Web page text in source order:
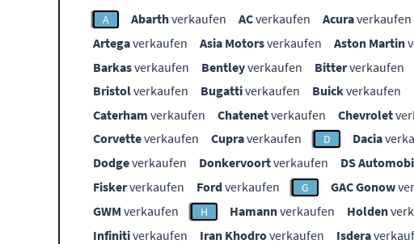
A Abarthverkaufen ACverkaufen Acuraverkaufen
Artegaverkaufen Asia Motorsverkaufen Aston Martin
Barkasverkaufen Bentleyverkaufen Bitterverkaufen
Bristolverkaufen Bugattiverkaufen Buickverkaufen
Caterham verkaufen Chatenetverkaufen Chevrolet
Corvetteverkaufen Cupraverkaufen D Dacia
Dodgeverkaufen Donkervoortverkaufen DS
Fiskerverkaufen Fordverkaufen G GAC Gonow
GWM verkaufen H Hamannverkaufen Holden
Infinitiverkaufen Iran Khodroverkaufen Isdera